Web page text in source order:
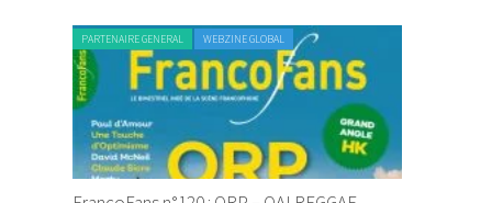
PARTENAIRE GENERAL WEBZINE GLOBAL